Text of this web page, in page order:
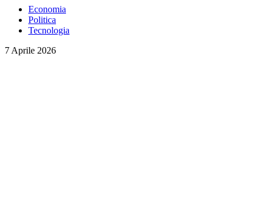
Economia
Politica
Tecnologia
7 Aprile 2026